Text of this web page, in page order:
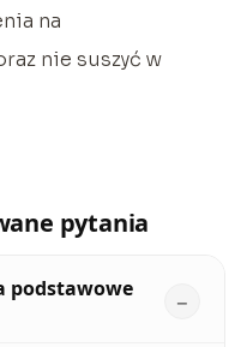
na
nie suszyć w
pytania
podstawowe